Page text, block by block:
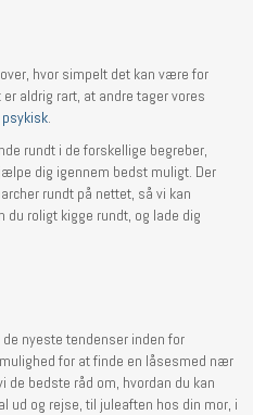
hvor simpelt det kan være for
aldrig rart, at andre tager vores
.
rundt i de forskellige begreber,
dig igennem bedst muligt. Der
rundt på nettet, så vi kan
du roligt kigge rundt, og lade dig
nyeste tendenser inden for
for at finde en låsesmed nær
de bedste råd om, hvordan du kan
ud og rejse, til juleaften hos din mor, i